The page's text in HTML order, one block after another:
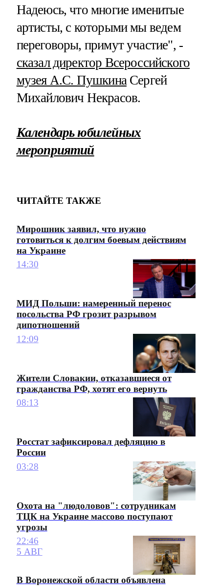
Надеюсь, что многие именитые
артисты, с которыми мы ведем
переговоры, примут участие", -
сказал директор Всероссийского
музея А.С. Пушкина Сергей
Михайлович Некрасов.
Календарь юбилейных
мероприятий
ЧИТАЙТЕ ТАКЖЕ
Мирошник заявил, что нужно
готовиться к долгим боевым действиям
на Украине
14:30
МИД Польши: намеренный перенос
посольства РФ грозит разрывом
дипотношений
12:09
Жители Словакии, отказавшиеся от
гражданства РФ, хотят его вернуть
08:13
Росстат зафиксировал дефляцию в
России
03:28
Охота на "людоловов": сотрудникам
ТЦК на Украине массово поступают
угрозы
22:46
5 АВГ
В Воронежской области объявлена